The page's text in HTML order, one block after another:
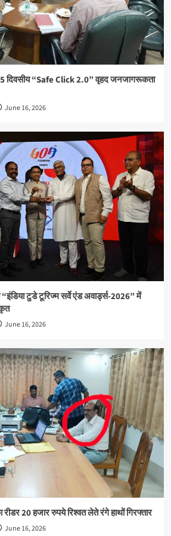
रिजर्व हुआ “इंडिया टुडे टूरिज्म सर्वे एंड
2026” में प्रतिष्ठित पुरस्कार से पुरस्कृत
कार्यालय का रीडर 20 हजार रुपये रिश्वत लेते रंगे
टाउन फेज-2 का शुभारंभ, आधुनिक सुविधाओं के साथ
सपनों के घर का अवसर
दिवसीय “Safe Click 2.0” वृहद जनजागरूकता
June 16, 2026
टुडे टूरिज्म सर्वे एंड अवार्ड्स-2026” में
June 16, 2026
रीडर 20 हजार रुपये रिश्वत लेते रंगे हाथों गिरफ्तार
June 16, 2026